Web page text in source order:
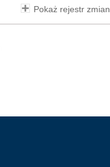
Pokaż rejestr zmian